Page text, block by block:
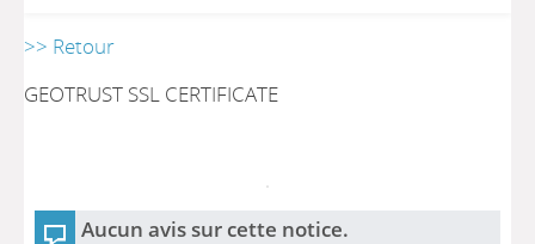
>> Retour
GEOTRUST SSL CERTIFICATE
Aucun avis sur cette notice.